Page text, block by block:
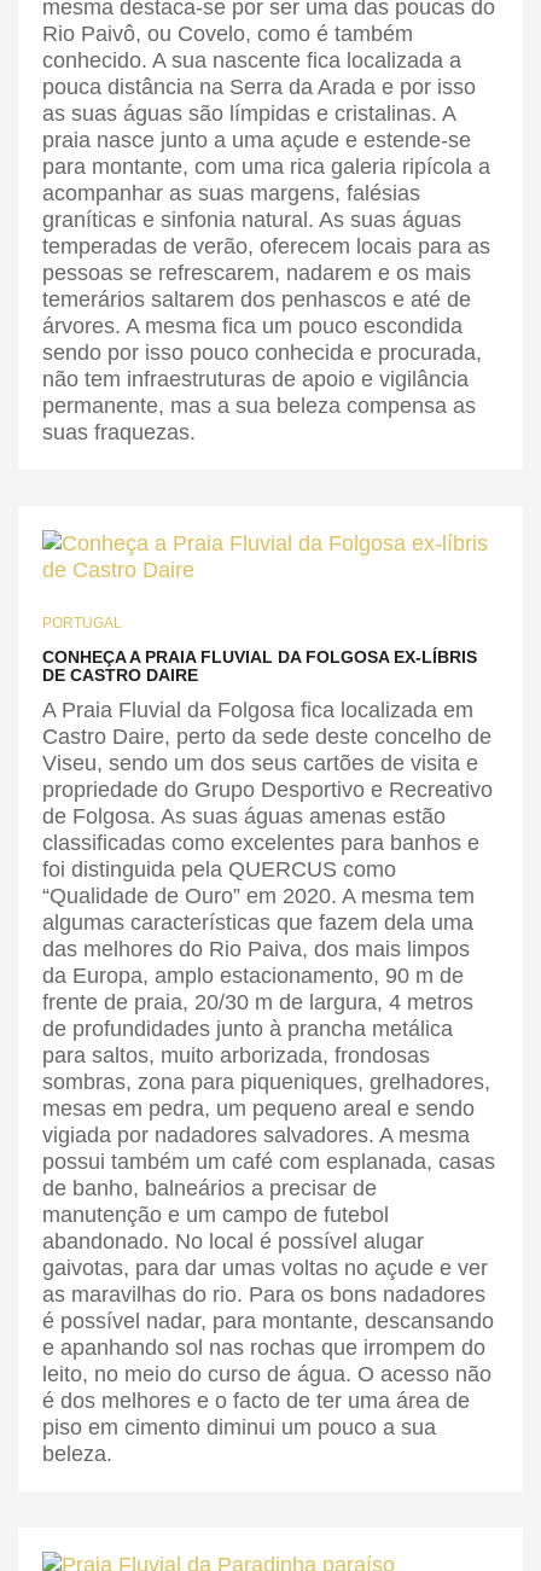
mesma destaca-se por ser uma das poucas do
Rio Paivô, ou Covelo, como é também
conhecido. A sua nascente fica localizada a
pouca distância na Serra da Arada e por isso
as suas águas são límpidas e cristalinas. A
praia nasce junto a uma açude e estende-se
para montante, com uma rica galeria ripícola a
acompanhar as suas margens, falésias
graníticas e sinfonia natural. As suas águas
temperadas de verão, oferecem locais para as
pessoas se refrescarem, nadarem e os mais
temerários saltarem dos penhascos e até de
árvores. A mesma fica um pouco escondida
sendo por isso pouco conhecida e procurada,
não tem infraestruturas de apoio e vigilância
permanente, mas a sua beleza compensa as
suas fraquezas.
PORTUGAL
CONHEÇA A PRAIA FLUVIAL DA FOLGOSA EX-LÍBRIS
DE CASTRO DAIRE
A Praia Fluvial da Folgosa fica localizada em
Castro Daire, perto da sede deste concelho de
Viseu, sendo um dos seus cartões de visita e
propriedade do Grupo Desportivo e Recreativo
de Folgosa. As suas águas amenas estão
classificadas como excelentes para banhos e
foi distinguida pela QUERCUS como
“Qualidade de Ouro” em 2020. A mesma tem
algumas características que fazem dela uma
das melhores do Rio Paiva, dos mais limpos
da Europa, amplo estacionamento, 90 m de
frente de praia, 20/30 m de largura, 4 metros
de profundidades junto à prancha metálica
para saltos, muito arborizada, frondosas
sombras, zona para piqueniques, grelhadores,
mesas em pedra, um pequeno areal e sendo
vigiada por nadadores salvadores. A mesma
possui também um café com esplanada, casas
de banho, balneários a precisar de
manutenção e um campo de futebol
abandonado. No local é possível alugar
gaivotas, para dar umas voltas no açude e ver
as maravilhas do rio. Para os bons nadadores
é possível nadar, para montante, descansando
e apanhando sol nas rochas que irrompem do
leito, no meio do curso de água. O acesso não
é dos melhores e o facto de ter uma área de
piso em cimento diminui um pouco a sua
beleza.